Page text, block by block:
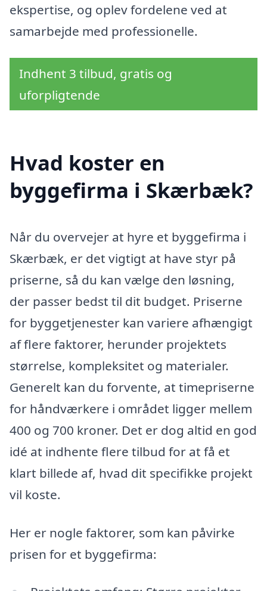
ekspertise, og oplev fordelene ved at
samarbejde med professionelle.
Indhent 3 tilbud, gratis og
uforpligtende
Hvad koster en
byggefirma i Skærbæk?
Når du overvejer at hyre et byggefirma i
Skærbæk, er det vigtigt at have styr på
priserne, så du kan vælge den løsning,
der passer bedst til dit budget. Priserne
for byggetjenester kan variere afhængigt
af flere faktorer, herunder projektets
størrelse, kompleksitet og materialer.
Generelt kan du forvente, at timepriserne
for håndværkere i området ligger mellem
400 og 700 kroner. Det er dog altid en god
idé at indhente flere tilbud for at få et
klart billede af, hvad dit specifikke projekt
vil koste.
Her er nogle faktorer, som kan påvirke
prisen for et byggefirma: